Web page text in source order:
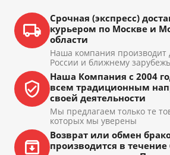
Срочная (экспресс)
курьером по Москве и
области
Наша компания производит
России и ближнему
Наша Компания с 2004
всем традиционным
своей деятельности
Мы предлагаем только те
которых мы уверены
Возврат или обмен
производится в течение